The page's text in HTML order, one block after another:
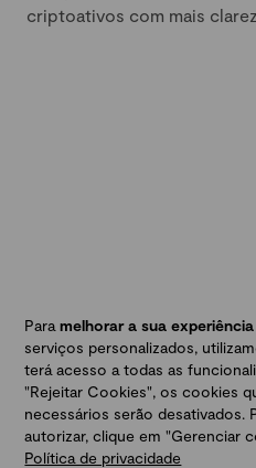
criptoativos com mais
Paramelhorar a sua
serviços personalizados,
terá acesso a todas as
"Rejeitar Cookies", os cookies
necessários serão desativados.
autorizar, clique em "Gerenciar
Política de privacidade